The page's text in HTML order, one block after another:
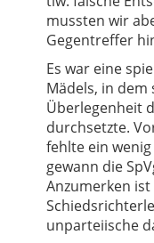
mussten wir
Gegentreffer
Es war eine
Mädels, in
Überlegenheit
durchsetzte.
fehlte ein
gewann die
Anzumerken
unparteiische